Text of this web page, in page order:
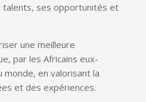
talents, ses opportunités et
une meilleure
par les Africains eux-
en valorisant la
et des expériences.